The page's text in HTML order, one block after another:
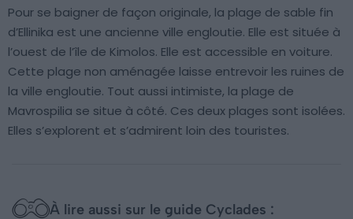
Pour se baigner de façon originale, la plage de sable fin
d’Ellinika est une ancienne ville engloutie. Elle est située à
l’ouest de l’île de Kimolos. Elle est accessible en voiture.
Cette plage non aménagée laisse entrevoir les ruines de
la ville engloutie. Tout aussi intimiste, la plage de
Mavrospilia se situe à côté. Ces deux plages sont isolées.
Elles s’explorent et s’admirent loin des touristes.
À lire aussi sur le guide Cyclades :